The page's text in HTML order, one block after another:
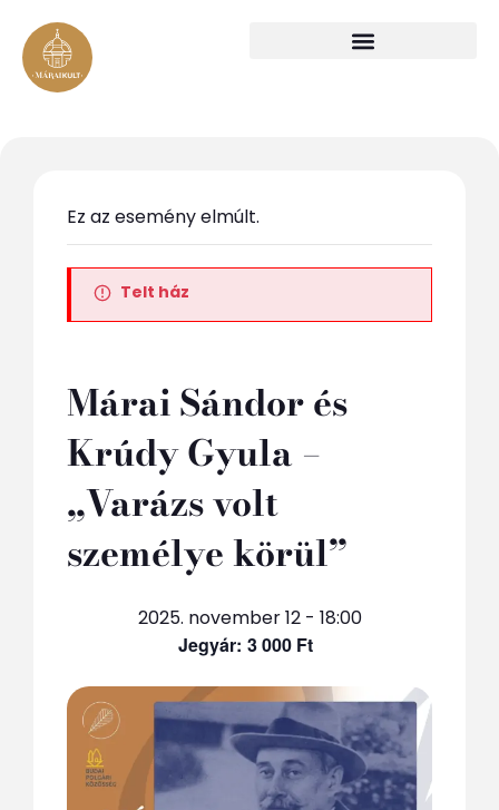
Ez az esemény elmúlt.
Telt ház
Márai Sándor és
Krúdy Gyula –
„Varázs volt
személye körül”
2025. november 12 - 18:00
3 000 Ft